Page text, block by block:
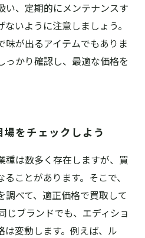
い、定期的にメンテナンスす
いように注意しましょう。
味が出るアイテムでもありま
っかり確認し、最適な価格を
をチェックしよう
種は数多く存在しますが、買
ことがあります。そこで、
調べて、適正価格で買取して
じブランドでも、エディショ
は変動します。例えば、ル